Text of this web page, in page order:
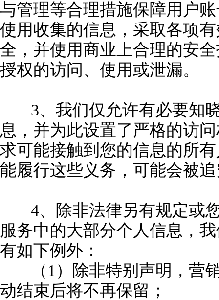
与管理等合理措施保障用户
使用收集的信息，采取各项
全，并使用商业上合理的安
授权的访问、使用或泄漏。
3、我们仅允许有必要知
息，并为此设置了严格的访
求可能接触到您的信息的所
能履行这些义务，可能会被
4、除非法律另有规定或
服务中的大部分个人信息，
有如下例外：
（1）除非特别声明，营
动结束后将不再保留；